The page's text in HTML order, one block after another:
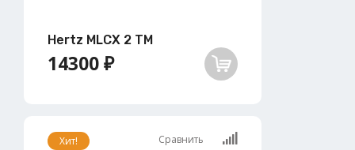
Hertz MLCX 2 TM
14300 ₽
Хит! Сравнить